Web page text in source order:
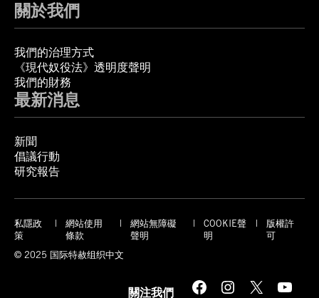
關於我們
我們的治理方式
《現代奴役法》透明度聲明
我們的財務
最新消息
新聞
倡議行動
研究報告
私隱政
策
網站使用
條款
網站無障礙
聲明
COOKIE聲
明
版權許
可
© 2025 国际特赦组织中文
關注我們 Facebook Instagram X YouTube